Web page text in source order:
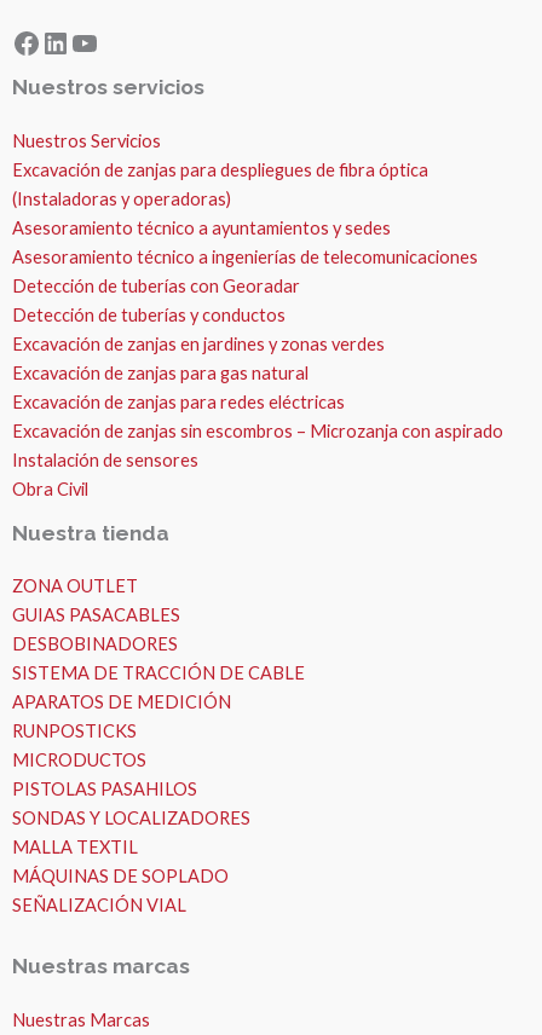
Facebook
LinkedIn
YouTube
Nuestros servicios
Nuestros Servicios
Excavación de zanjas para despliegues de fibra óptica
(Instaladoras y operadoras)
Asesoramiento técnico a ayuntamientos y sedes
Asesoramiento técnico a ingenierías de telecomunicaciones
Detección de tuberías con Georadar
Detección de tuberías y conductos
Excavación de zanjas en jardines y zonas verdes
Excavación de zanjas para gas natural
Excavación de zanjas para redes eléctricas
Excavación de zanjas sin escombros – Microzanja con aspirado
Instalación de sensores
Obra Civil
Nuestra tienda
ZONA OUTLET
GUIAS PASACABLES
DESBOBINADORES
SISTEMA DE TRACCIÓN DE CABLE
APARATOS DE MEDICIÓN
RUNPOSTICKS
MICRODUCTOS
PISTOLAS PASAHILOS
SONDAS Y LOCALIZADORES
MALLA TEXTIL
MÁQUINAS DE SOPLADO
SEÑALIZACIÓN VIAL
Nuestras marcas
Nuestras Marcas